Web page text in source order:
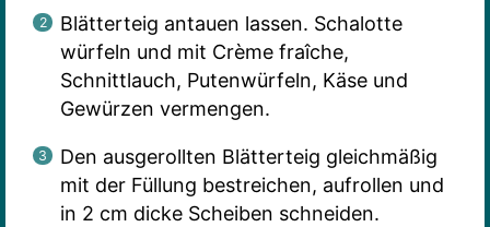
Blätterteig antauen lassen. Schalotte
würfeln und mit Crème fraîche,
Schnittlauch, Putenwürfeln, Käse und
Gewürzen vermengen.
Den ausgerollten Blätterteig gleichmäßig
mit der Füllung bestreichen, aufrollen und
in 2 cm dicke Scheiben schneiden.